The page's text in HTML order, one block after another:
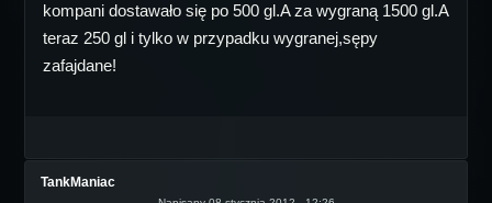
kompani dostawało się po 500 gl.A za wygraną 1500 gl.A
teraz 250 gl i tylko w przypadku wygranej,sępy
zafajdane!
TankManiac